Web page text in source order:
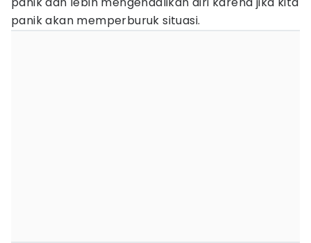
panik akan memperburuk situasi.